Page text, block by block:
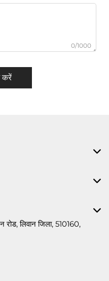
0/1000
करें
लिवान जिला, 510160,